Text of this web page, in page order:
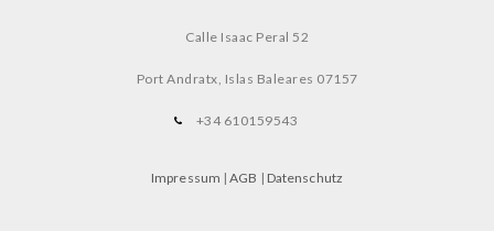
Calle Isaac Peral 52
Port Andratx, Islas Baleares 07157
+34 610159543
Impressum |AGB | Datenschutz